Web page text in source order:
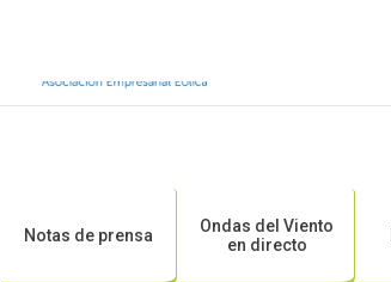
Notas de prensa
Ondas del Viento
en directo